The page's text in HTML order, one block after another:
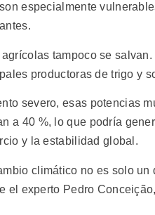
especialmente
tampoco se
productoras de trigo y
severo, esas potencias
a 40 %, lo que podría
y la estabilidad global.
climático no es solo
el experto Pedro